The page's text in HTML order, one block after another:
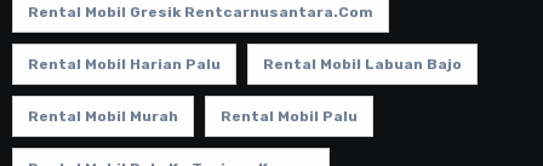
Rental Mobil Gresik Rentcarnusantara.com
Rental Mobil Harian Palu Rental Mobil Labuan Bajo
Rental Mobil Murah Rental Mobil Palu